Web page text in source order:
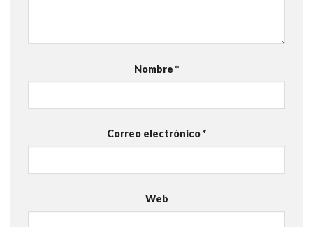
Nombre *
Correo electrónico*
Web